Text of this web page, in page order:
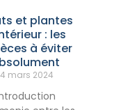
et plantes
: les
à éviter
mars 2024